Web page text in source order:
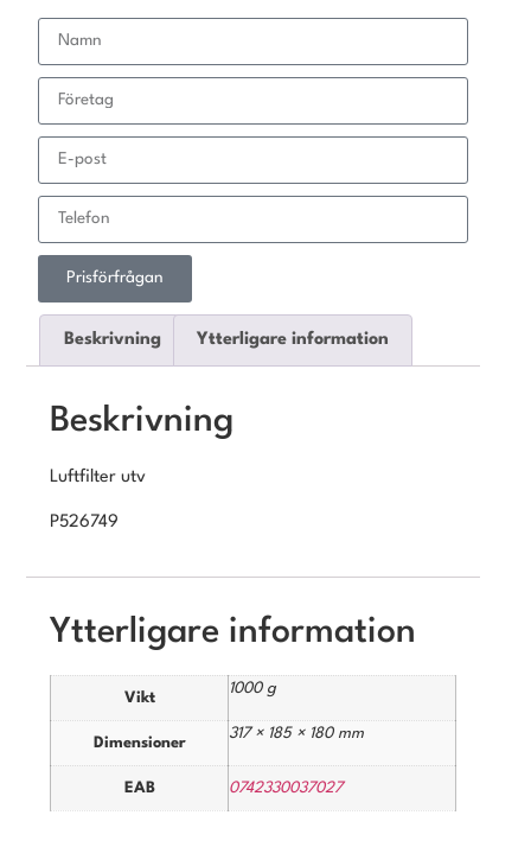
Prisförfrågan
Beskrivning Ytterligare information
Beskrivning
Luftfilter utv
P526749
Ytterligare information
Vikt
1000 g
Dimensioner
317 × 185 × 180 mm
EAB 0742330037027